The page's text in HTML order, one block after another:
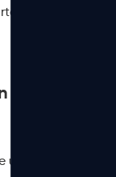
aún más esta
segura y
una baja